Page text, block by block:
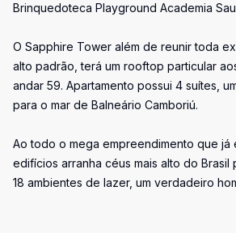
Brinquedoteca Playground Academia
O Sapphire Tower além de reunir toda
alto padrão, terá um rooftop particular
andar 59. Apartamento possui 4 suítes,
para o mar de Balneário Camboriú.
Ao todo o mega empreendimento que já
edifícios arranha céus mais alto do Brasil
18 ambientes de lazer, um verdadeiro